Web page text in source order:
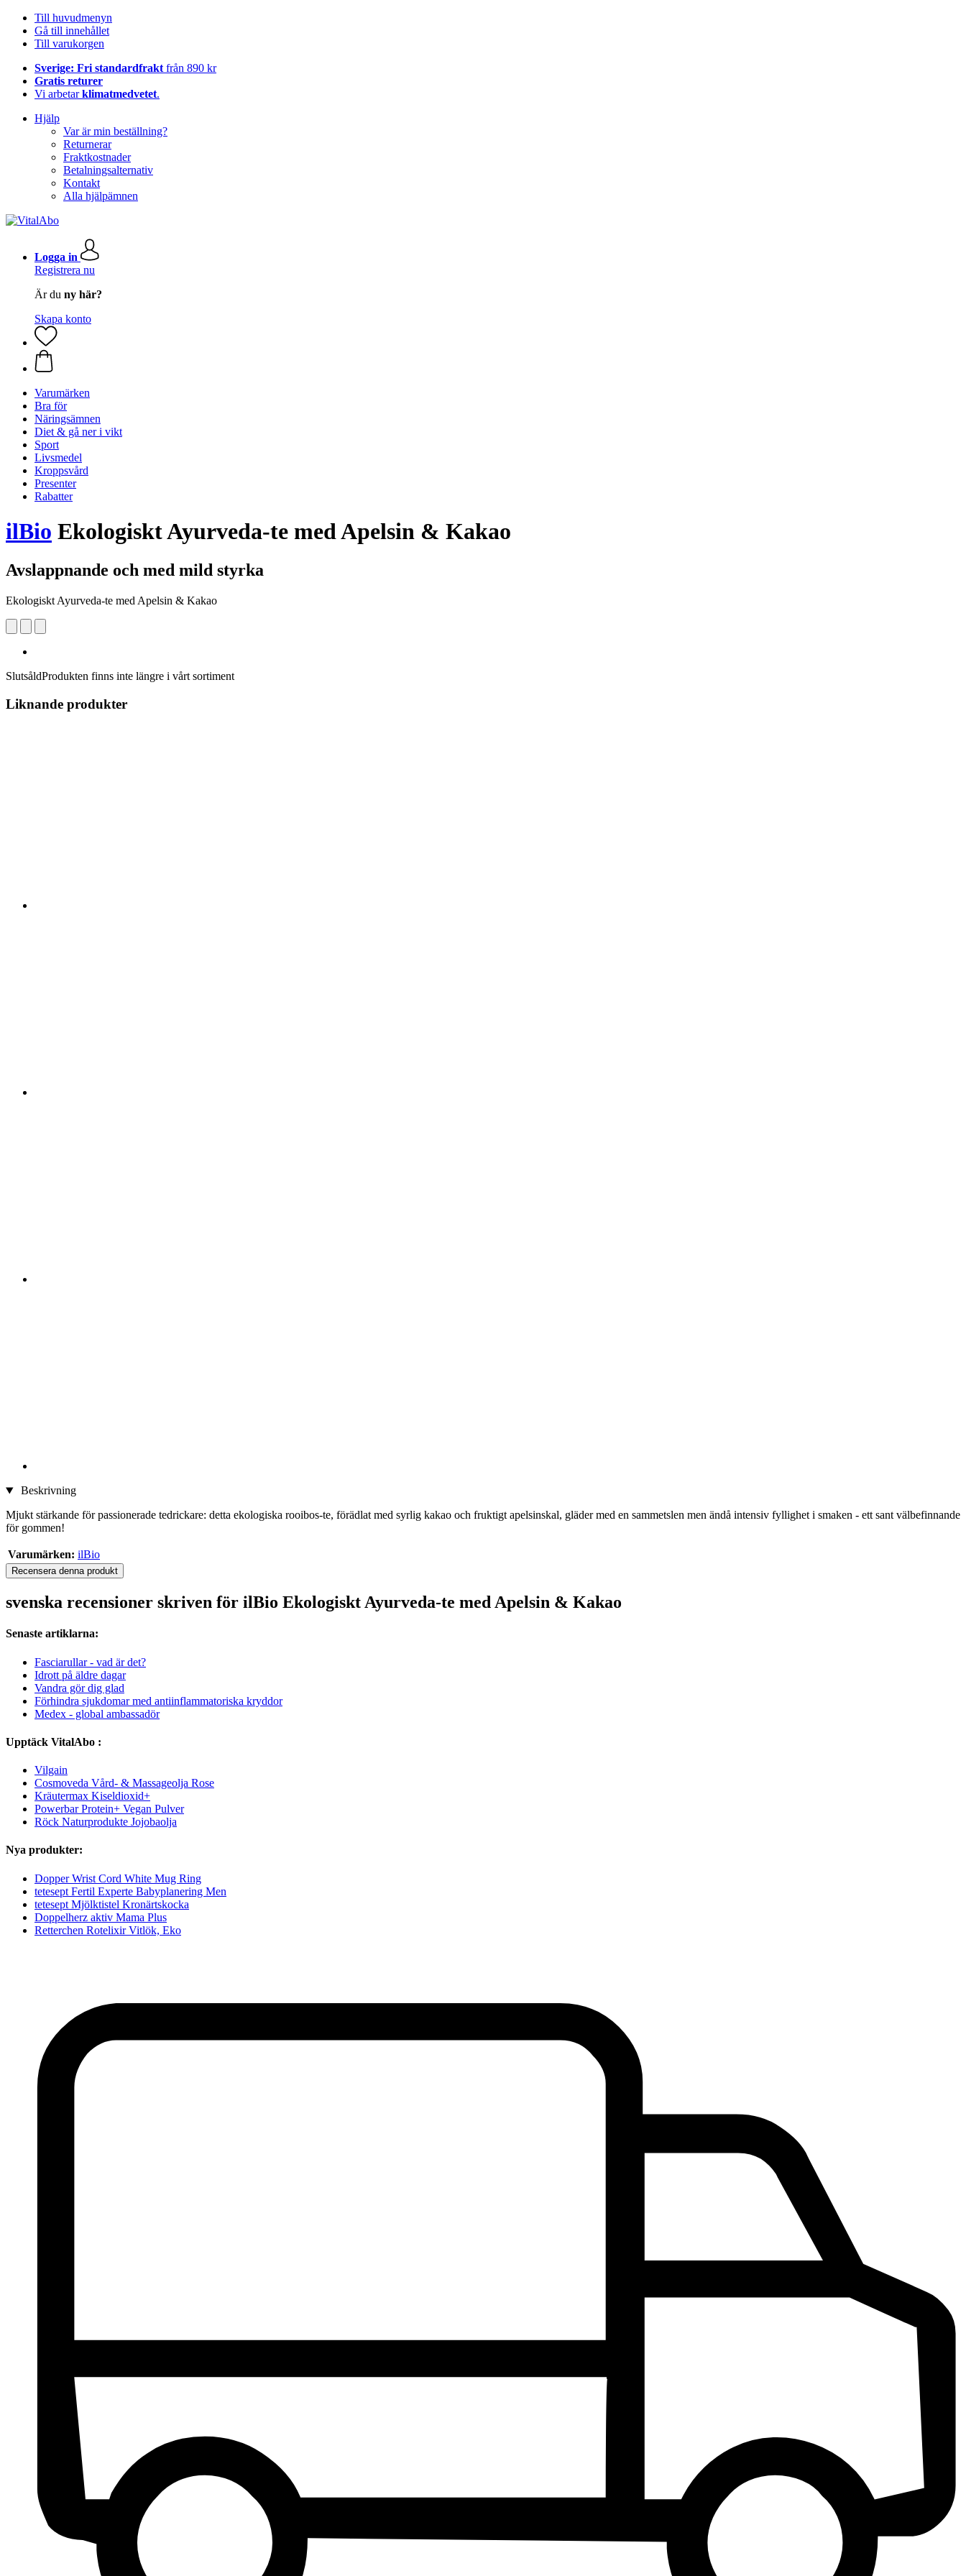
Till huvudmenyn
Gå till innehållet
Till varukorgen
Sverige: Fri standardfrakt från 890 kr
Gratis returer
Vi arbetarklimatmedvetet.
Hjälp
Var är min beställning?
Returnerar
Fraktkostnader
Betalningsalternativ
Kontakt
Alla hjälpämnen
Logga in
Registrera nu
Är du ny här?
Skapa konto
Varumärken
Bra för
Näringsämnen
Diet & gå ner i vikt
Sport
Livsmedel
Kroppsvård
Presenter
Rabatter
ilBio Ekologiskt Ayurveda-te med Apelsin & Kakao
Avslappnande och med mild styrka
Ekologiskt Ayurveda-te med Apelsin & Kakao
SlutsåldProdukten finns inte längre i vårt sortiment
Liknande produkter
Beskrivning
Mjukt stärkande för passionerade tedrickare: detta ekologiska rooibos-te, förädlat med syrlig kakao och fruktigt apelsinskal, gläder med en sammetslen men ändå intensiv fyllighet i smaken - ett sant välbefinnande
för gommen!
Varumärken: ilBio
Recensera denna produkt
svenska recensioner skriven för ilBio Ekologiskt Ayurveda-te med Apelsin & Kakao
Senaste artiklarna:
Fasciarullar - vad är det?
Idrott på äldre dagar
Vandra gör dig glad
Förhindra sjukdomar med antiinflammatoriska kryddor
Medex - global ambassadör
Upptäck VitalAbo :
Vilgain
Cosmoveda Vård- & Massageolja Rose
Kräutermax Kiseldioxid+
Powerbar Protein+ Vegan Pulver
Röck Naturprodukte Jojobaolja
Nya produkter:
Dopper Wrist Cord White Mug Ring
tetesept Fertil Experte Babyplanering Men
tetesept Mjölktistel Kronärtskocka
Doppelherz aktiv Mama Plus
Retterchen Rotelixir Vitlök, Eko